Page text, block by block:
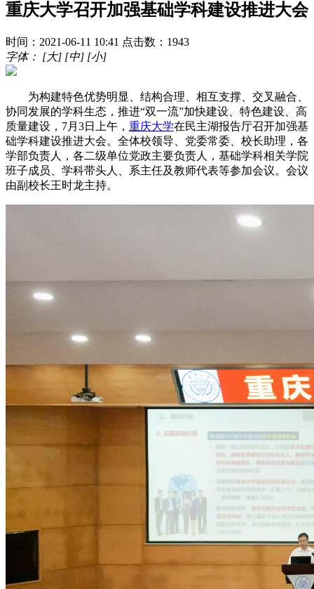
重庆大学召开加强基础学科建设推进大会
时间：2021-06-11 10:41 点击数：1943
字体： [大] [中] [小]
为构建特色优势明显、结构合理、相互支撑、交叉融合、
协同发展的学科生态，推进“双一流”加快建设、特色建设、高
质量建设，7月3日上午， 重庆大学在民主湖报告厅召开加强基
础学科建设推进大会。全体校领导、党委常委、校长助理，各
学部负责人，各二级单位党政主要负责人，基础学科相关学院
班子成员、学科带头人、系主任及教师代表等参加会议。会议
由副校长王时龙主持。